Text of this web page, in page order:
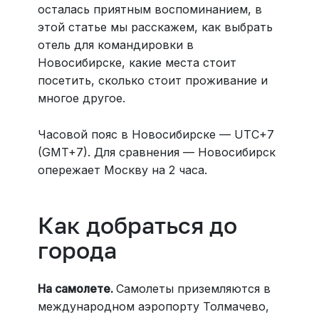
осталась приятным воспоминанием, в
этой статье мы расскажем, как выбрать
отель для командировки в
Новосибирске, какие места стоит
посетить, сколько стоит проживание и
многое другое.
Часовой пояс в Новосибирске — UTC+7
(GMT+7). Для сравнения — Новосибирск
опережает Москву на 2 часа.
Как добраться до
города
На самолете. Самолеты приземляются в
международном аэропорту Толмачево,